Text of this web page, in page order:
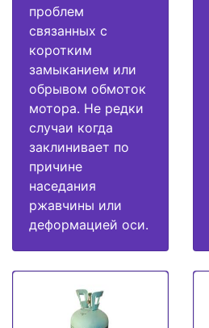
проблем
связанных с
коротким
замыканием или
обрывом обмоток
мотора. Не редки
случаи когда
заклинивает по
причине
наседания
ржавчины или
деформацией оси.